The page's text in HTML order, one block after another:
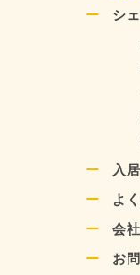
シ
入
よ
会
お